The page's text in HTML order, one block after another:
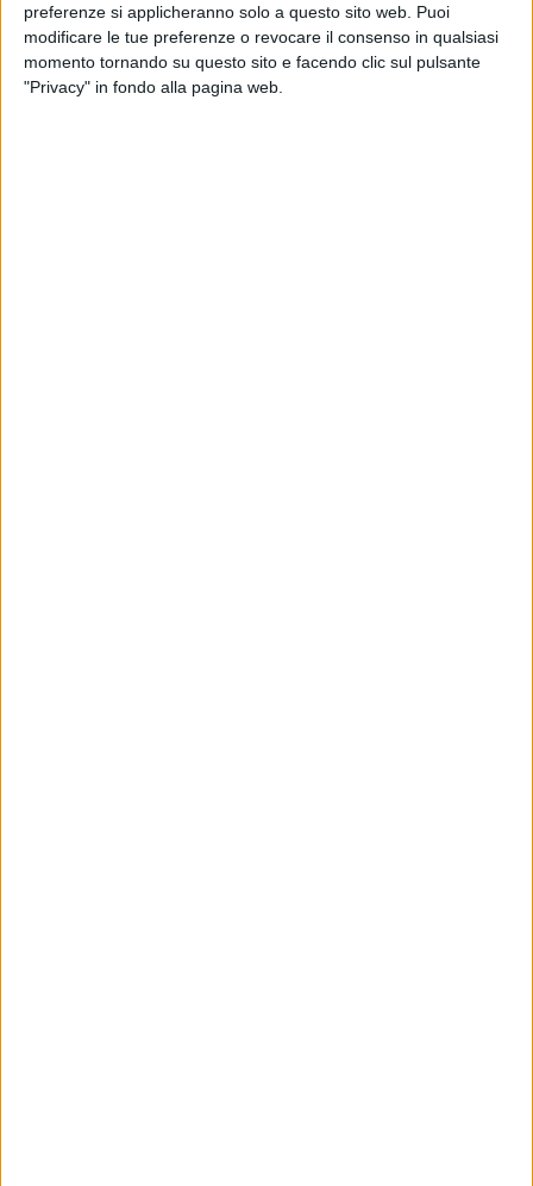
preferenze si applicheranno solo a questo sito web. Puoi
modificare le tue preferenze o revocare il consenso in qualsiasi
momento tornando su questo sito e facendo clic sul pulsante
"Privacy" in fondo alla pagina web.
Per favorire la visita della città, l'Amministrazione comunale
ha predisposto un servizio di navette verso i principali luoghi
di interesse culturale e turistico, a partire da Palazzo della